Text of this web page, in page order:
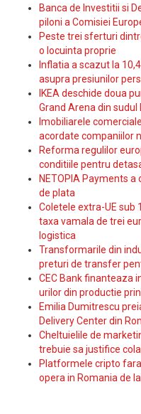
Banca de Investitii si
piloni a Comisiei
Peste trei sferturi
o locuinta proprie
Inflatia a scazut la
asupra presiunilor
IKEA deschide doua
Grand Arena din sudul
Imobiliarele
acordate companiilor
Reforma regulilor
conditiile pentru
NETOPIA Payments
de plata
Coletele extra-UE sub
taxa vamala de trei
logistica
Transformarile din
preturi de transfer
CEC Bank finanteaza
urilor din productie
Emilia Dumitrescu
Delivery Center din
Cheltuielile de
trebuie sa justifice
Platformele cripto
opera in Romania de